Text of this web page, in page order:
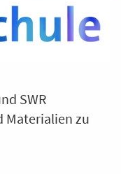
SWR
Materialien zu